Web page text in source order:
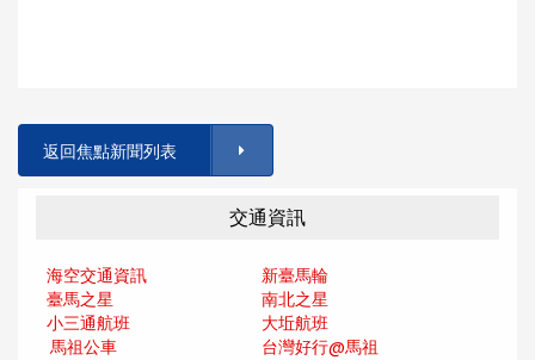
返回焦點新聞列表
交通資訊
海空交通資訊
新臺馬輪
臺馬之星
南北之星
小三通航班
大坵航班
馬祖公車
台灣好行@馬祖